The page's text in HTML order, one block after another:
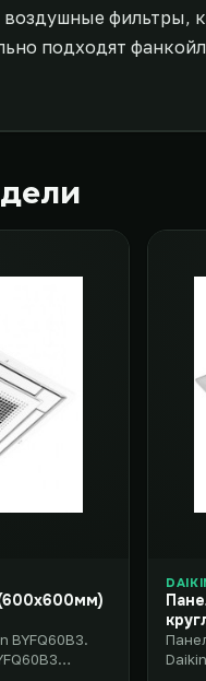
фильтры,
подходят
BYFQ60B3.